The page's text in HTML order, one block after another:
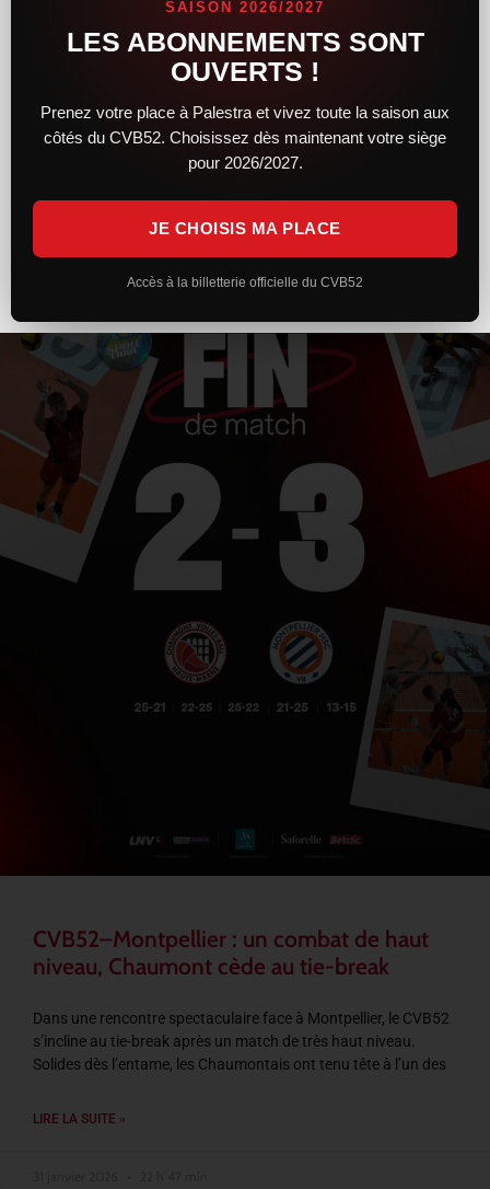
Après un premier set solide et engagé, le CVB52 n’a pas réussi
à maintenir son niveau face à Toulouse. Trop irréguliers et
pénalisés par plusieurs trous d’air, les Chaumontais s’inclinent
LIRE LA SUITE »
7 février 2026 20 h 26 min
CVB52–Montpellier : un combat de haut
niveau, Chaumont cède au tie-break
Dans une rencontre spectaculaire face à Montpellier, le CVB52
s’incline au tie-break après un match de très haut niveau.
Solides dès l’entame, les Chaumontais ont tenu tête à l’un des
LIRE LA SUITE »
SAISON 2026/2027
LES ABONNEMENTS SONT
OUVERTS !
Prenez votre place à Palestra et vivez toute la saison aux
côtés du CVB52. Choisissez dès maintenant votre siège
pour 2026/2027.
JE CHOISIS MA PLACE
Accès à la billetterie officielle du CVB52